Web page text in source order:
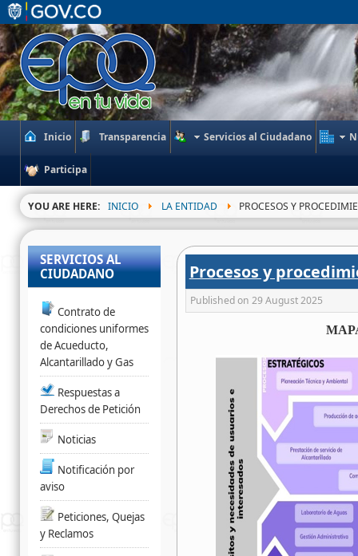
Inicio Transparencia Servicios al Ciudadano
Participa
YOU ARE HERE: INICIO LA ENTIDAD PROCESOS Y
Procesos y
Published on 29 August 2025
SERVICIOS AL
CIUDADANO
Contrato de
condiciones uniformes
de Acueducto,
Alcantarillado y Gas
Respuestas a
Derechos de Petición
Noticias
Notificación por
aviso
Peticiones, Quejas
y Reclamos